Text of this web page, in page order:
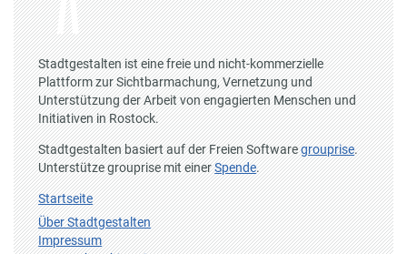
Stadtgestalten ist eine freie und nicht-kommerzielle
Plattform zur Sichtbarmachung, Vernetzung und
Unterstützung der Arbeit von engagierten Menschen und
Initiativen in Rostock.
Stadtgestalten basiert auf der Freien Softwaregrouprise.
Unterstütze grouprise mit einerSpende.
Startseite
Über Stadtgestalten
Impressum